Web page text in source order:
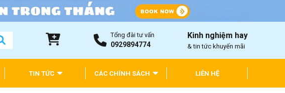
Tổng đài tư vấn
0929894774
Kinh nghiệm hay
& tin tức khuyến mãi
TIN TỨC CÁC CHÍNH SÁCH LIÊN HỆ